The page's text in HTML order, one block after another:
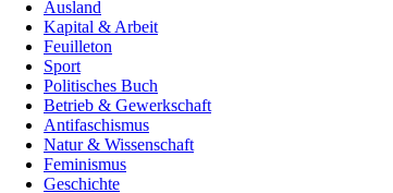
Ausland
Kapital & Arbeit
Feuilleton
Sport
Politisches Buch
Betrieb & Gewerkschaft
Antifaschismus
Natur & Wissenschaft
Feminismus
Geschichte